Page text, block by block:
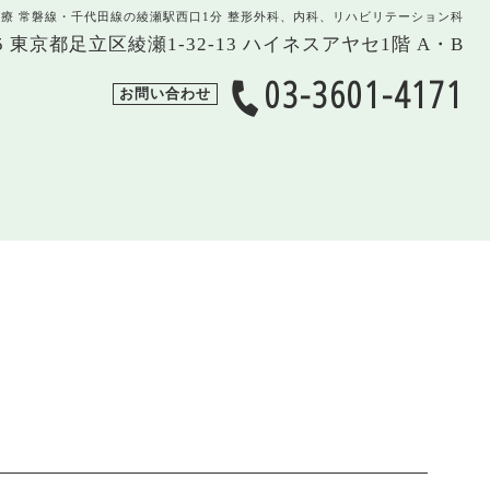
常磐線・千代田線の綾瀬駅西口1分 整形外科、内科、リハビリテーション科
東京都足立区綾瀬1-32-13 ハイネスアヤセ1階 A・B
お問い合わせ 03-3601-4171